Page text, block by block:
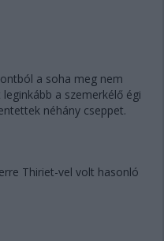
a soha meg nem
a szemerkélő égi
néhány cseppet.
Thiriet-vel volt hasonló